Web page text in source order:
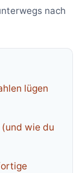
nach
lügen
wie du